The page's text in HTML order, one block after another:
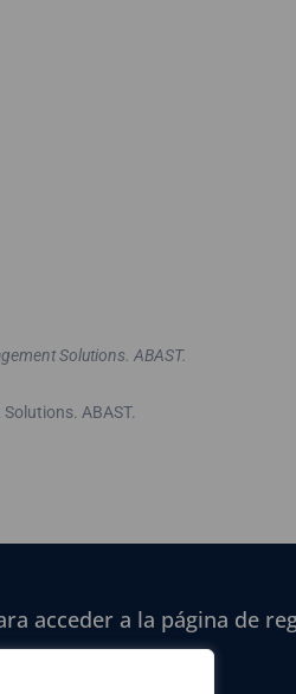
Solutions. ABAST.
ABAST.
acceder a la página de